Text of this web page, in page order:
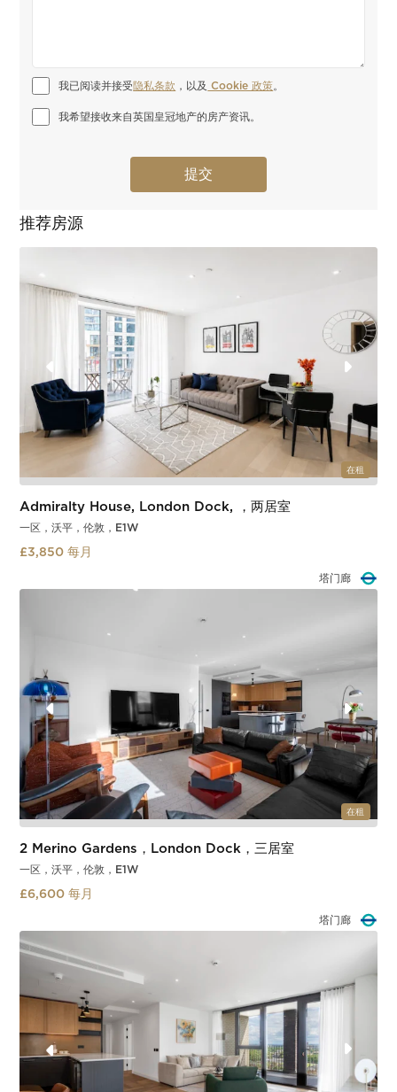
我已阅读并接受隐私条款 ，以及 Cookie 政策。
我希望接收来自英国皇冠地产的房产资讯。
推荐房源
在租
Admiralty House, London Dock, ，两居室
一区，沃平，伦敦，E1W
£3,850 每月
沃平
在租
2 Merino Gardens，London Dock，三居室
一区，沃平，伦敦，E1W
£6,600 每月
沃平
Slide 3 of 3.